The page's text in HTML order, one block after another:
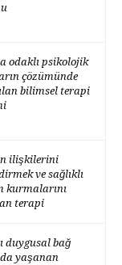
odaklı psikolojik
çözümünde
bilimsel terapi
ilişkilerini
ve sağlıklı
kurmalarını
terapi
duygusal bağ
yaşanan